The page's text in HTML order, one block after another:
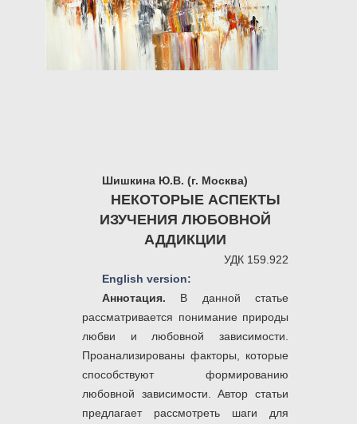
Шишкина Ю.В. (г. Москва)
НЕКОТОРЫЕ АСПЕКТЫ
ИЗУЧЕНИЯ ЛЮБОВНОЙ
АДДИКЦИИ
УДК 159.922
English version:
Аннотация. В данной статье
рассматривается понимание природы
любви и любовной зависимости.
Проанализированы факторы, которые
способствуют формированию
любовной зависимости. Автор статьи
предлагает рассмотреть шаги для